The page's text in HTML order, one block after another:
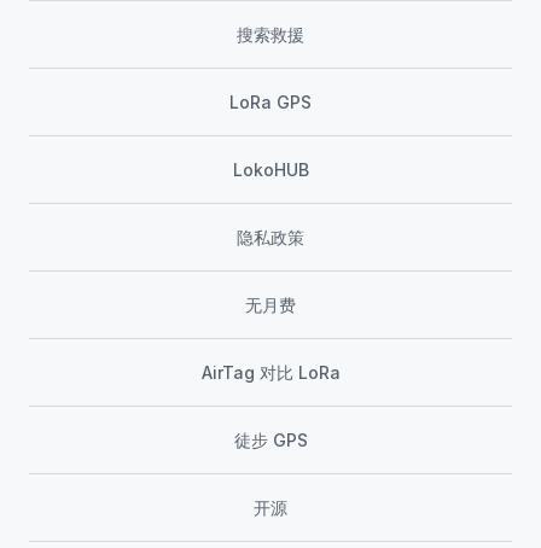
搜索救援
LoRa GPS
LokoHUB
隐私政策
无月费
AirTag 对比 LoRa
徒步 GPS
开源